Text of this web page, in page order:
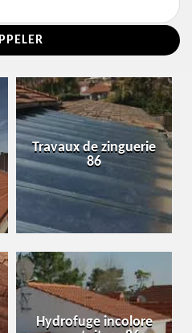
Travaux de zinguerie
86
Hydrofuge incolore